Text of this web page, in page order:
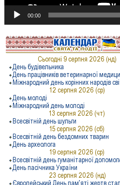
00:00